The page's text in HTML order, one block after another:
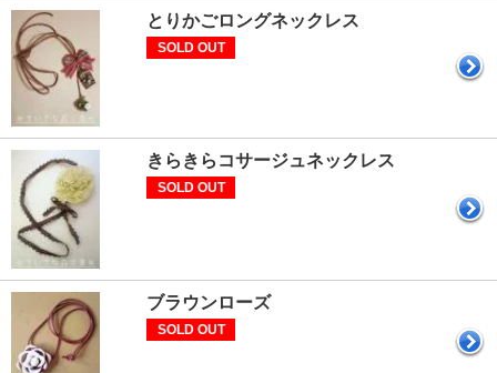
とりかごロングネックレス
SOLD OUT
きらきらコサージュネックレス
SOLD OUT
ブラウンローズ
SOLD OUT